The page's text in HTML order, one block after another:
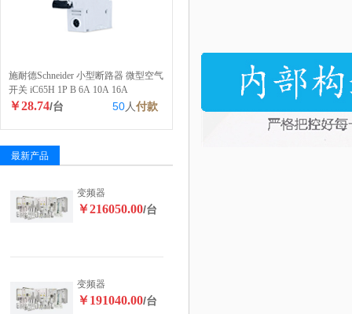
施耐德Schneider 小型断路器 微型空气
开关 iC65H 1P B 6A 10A 16A
￥28.74/台 50人付款
最新产品
变频器
￥216050.00/台
变频器
￥191040.00/台